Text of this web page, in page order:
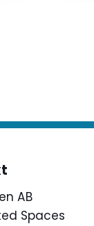
AB
Spaces